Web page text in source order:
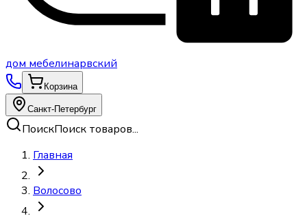
дом мебелинарвский
Корзина
Санкт-Петербург
ПоискПоиск товаров...
Главная
Волосово